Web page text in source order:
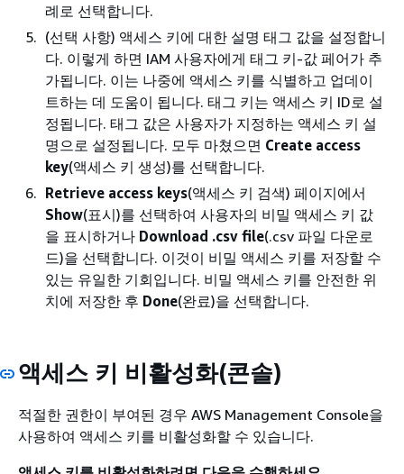
례로 선택합니다.
(선택 사항) 액세스 키에 대한 설명 태그 값을 설정합니
다. 이렇게 하면 IAM 사용자에게 태그 키-값 페어가 추
가됩니다. 이는 나중에 액세스 키를 식별하고 업데이
트하는 데 도움이 됩니다. 태그 키는 액세스 키 ID로 설
정됩니다. 태그 값은 사용자가 지정하는 액세스 키 설
명으로 설정됩니다. 모두 마쳤으면 Create access
key(액세스 키 생성)를 선택합니다.
Retrieve access keys(액세스 키 검색) 페이지에서
Show(표시)를 선택하여 사용자의 비밀 액세스 키 값
을 표시하거나 Download .csv file(.csv 파일 다운로
드)을 선택합니다. 이것이 비밀 액세스 키를 저장할 수
있는 유일한 기회입니다. 비밀 액세스 키를 안전한 위
치에 저장한 후 Done(완료)을 선택합니다.
액세스 키 비활성화(콘솔)
적절한 권한이 부여된 경우 AWS Management Console을
사용하여 액세스 키를 비활성화할 수 있습니다.